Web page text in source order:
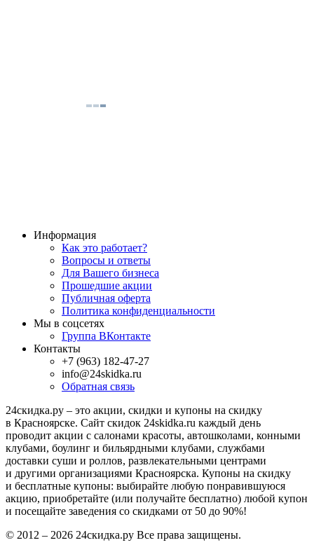
Информация
Как это работает?
Вопросы и ответы
Для Вашего бизнеса
Прошедшие акции
Публичная оферта
Политика конфиденциальности
Мы в соцсетях
Группа ВКонтакте
Контакты
+7 (963) 182-47-27
info@24skidka.ru
Обратная связь
24скидка.ру – это акции, скидки и купоны на скидку
в Красноярске. Сайт скидок 24skidka.ru каждый день
проводит акции с салонами красоты, автошколами, конными
клубами, боулинг и бильярдными клубами, службами
доставки суши и роллов, развлекательными центрами
и другими организациями Красноярска. Купоны на скидку
и бесплатные купоны: выбирайте любую понравившуюся
акцию, приобретайте (или получайте бесплатно) любой купон
и посещайте заведения со скидками от 50 до 90%!
© 2012 – 2026 24скидка.ру Все права защищены.